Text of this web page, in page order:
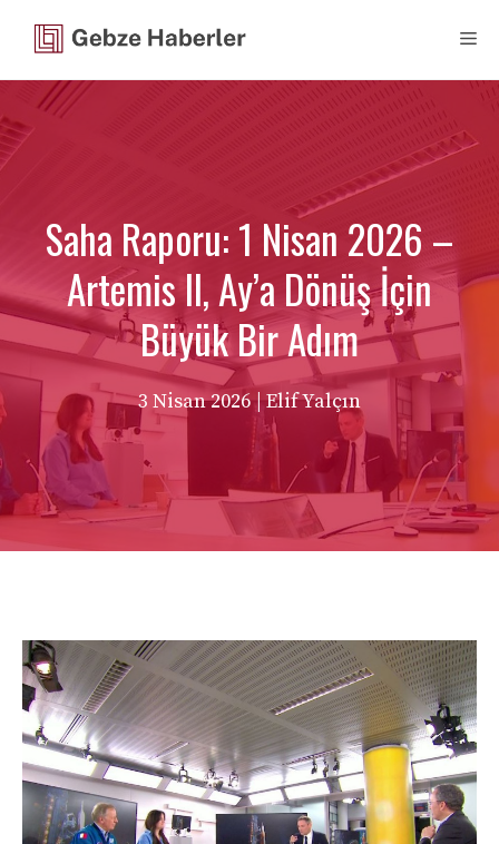
Saha Raporu: 1 Nisan 2026 –
Artemis II, Ay’a Dönüş İçin
Büyük Bir Adım
3 Nisan 2026 | Elif Yalçın